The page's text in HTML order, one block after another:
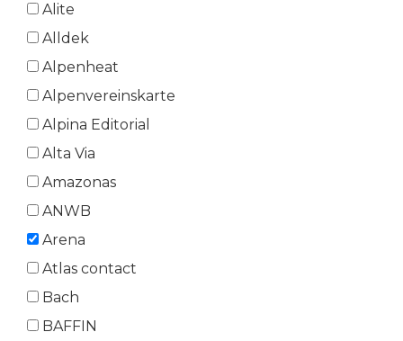
Alite
Alldek
Alpenheat
Alpenvereinskarte
Alpina Editorial
Alta Via
Amazonas
ANWB
Arena
Atlas contact
Bach
BAFFIN